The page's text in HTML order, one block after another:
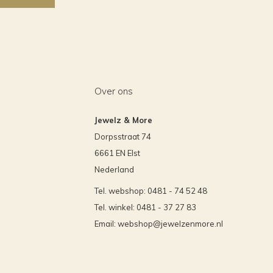
Over ons
Jewelz & More
Dorpsstraat 74
6661 EN Elst
Nederland
Tel. webshop: 0481 - 74 52 48
Tel. winkel: 0481 - 37 27 83
Email: webshop@jewelzenmore.nl